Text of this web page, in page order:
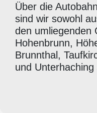
Über die
sind wir sowohl
den umliegenden
Hohenbrunn,
Brunnthal,
und